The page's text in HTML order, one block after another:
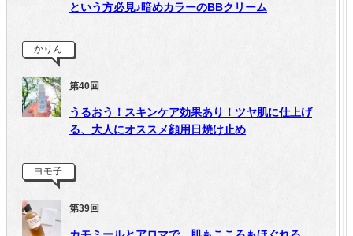
という方必見♪暗めカラーのBBクリーム
かりん
第40回
うるおう！スキンケア効果あり！ツヤ肌に仕上げ
る、大人にオススメ顔用日焼け止め
ヨモ子
第39回